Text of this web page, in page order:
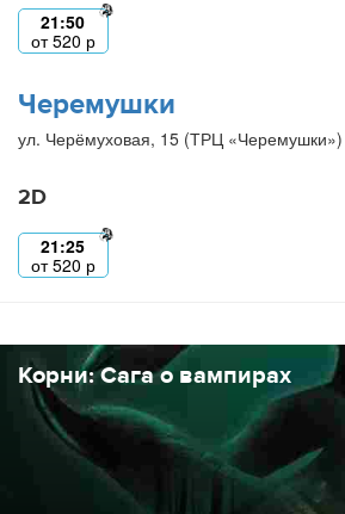
21:50
от520 р
Черемушки
ул. Черёмуховая, 15 (ТРЦ «Черемушки»)
2D
21:25
от520 р
Корни: Сага о вампирах